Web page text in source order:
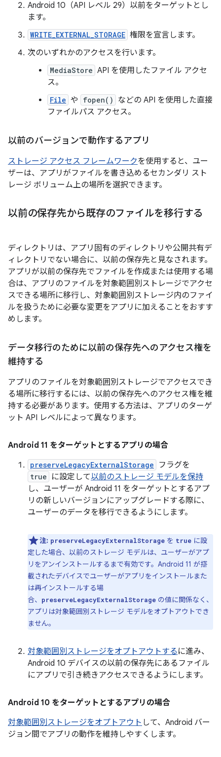
Android 10（API レベル 29）以前をターゲットとし
ます。
WRITE_EXTERNAL_STORAGE 権限を宣言します。
次のいずれかのアクセスを行います。
MediaStore API を使用したファイル アクセ
ス。
File や fopen()
などの API を使用した直接
ファイルパス アクセス。
以前のバージョンで動作するアプリ
ストレージ アクセス フレームワークを使用すると、ユー
ザーは、アプリがファイルを書き込めるセカンダリ スト
レージ ボリューム上の場所を選択できます。
以前の保存先から既存のファイルを移行する
ディレクトリは、アプリ固有のディレクトリや公開共有デ
ィレクトリでない場合に、以前の保存先 と見なされます。
アプリが以前の保存先でファイルを作成または使用する場
合は、アプリのファイルを対象範囲別ストレージでアクセ
スできる場所に移行し、対象範囲別ストレージ内のファイ
ルを扱うために必要な変更をアプリに加えることをおすす
めします。
データ移行のために以前の保存先へのアクセス権を
維持する
アプリのファイルを対象範囲別ストレージでアクセスでき
る場所に移行するには、以前の保存先へのアクセス権を維
持する必要があります。使用する方法は、アプリのターゲ
ット API レベルによって異なります。
Android 11 をターゲットとするアプリの場合
preserveLegacyExternalStorage フラグを
true に設定して以前のストレージ モデルを保持
し、ユーザーが Android 11 をターゲットとするアプ
リの新しいバージョンにアップグレードする際に、
ユーザーのデータを移行できるようにします。
注: preserveLegacyExternalStorage を true に設
定した場合、以前のストレージ モデルは、ユーザーがアプ
リをアンインストールするまで有効です。Android 11 が搭
載されたデバイスでユーザーがアプリをインストールまた
は再インストールする場
合、
preserveLegacyExternalStorage の値に関係なく、
アプリは対象範囲別ストレージ モデルをオプトアウトでき
ません。
対象範囲別ストレージをオプトアウトする に進み、
Android 10 デバイスの以前の保存先にあるファイル
にアプリで引き続きアクセスできるようにします。
Android 10 をターゲットとするアプリの場合
対象範囲別ストレージをオプトアウト して、Android バー
ジョン間でアプリの動作を維持しやすくします。